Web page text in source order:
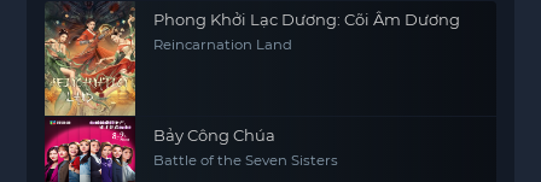
Phong Khởi Lạc Dương: Cõi Âm Dương
Reincarnation Land
Bảy Công Chúa
Battle of the Seven Sisters